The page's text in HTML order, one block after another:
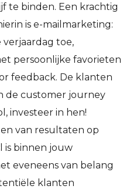
te binden. Een krachtig
is e-mailmarketing:
toe,
persoonlijke favorieten
feedback. De klanten
de customer journey
investeer in hen!
van resultaten op
is binnen jouw
eveneens van belang
klanten